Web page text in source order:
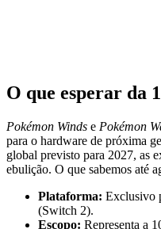
O que esperar da
Pokémon Winds e Pokémon
para o hardware de próxima
global previsto para 2027, as
ebulição. O que sabemos até
Plataforma: Exclusivo
(Switch 2).
Escopo: Representa a